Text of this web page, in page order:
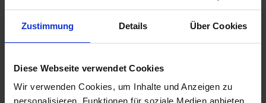
Zustimmung Details Über Cookies
Diese Webseite verwendet Cookies
Wir verwenden Cookies, um Inhalte und Anzeigen zu
personalisieren, Funktionen für soziale Medien anbieten
Supray Pentajet
Braglia Gestänge